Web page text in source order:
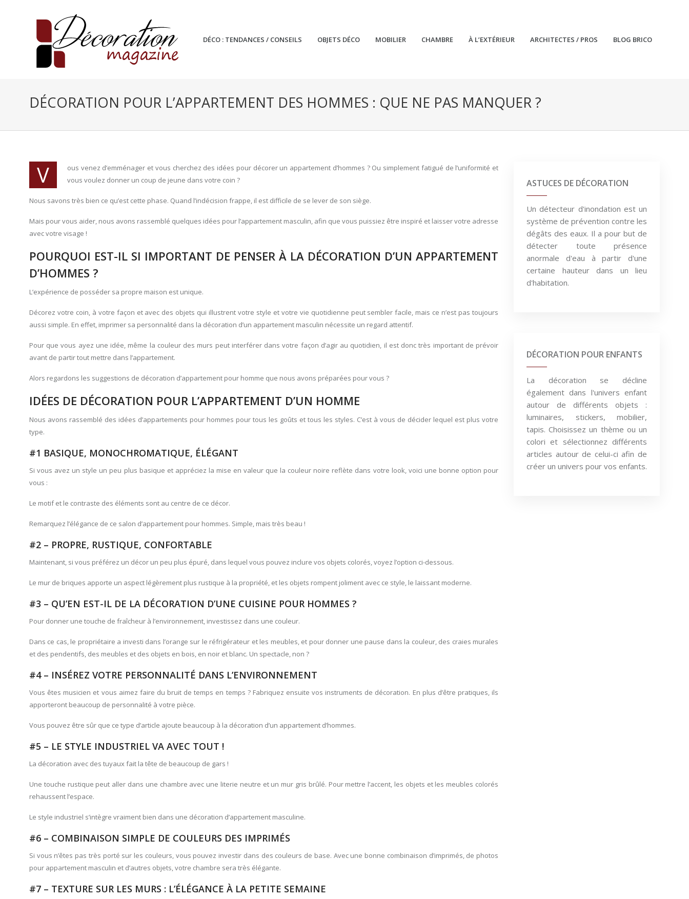
DÉCO : TENDANCES / CONSEILS OBJETS DÉCO MOBILIER CHAMBRE À L’EXTÉRIEUR ARCHITECTES / PROS BLOG BRICO
DÉCORATION POUR L’APPARTEMENT DES HOMMES : QUE NE PAS MANQUER ?
V
ous venez d’emménager et vous cherchez des idées pour décorer un appartement d’hommes ? Ou simplement fatigué de l’uniformité et
vous voulez donner un coup de jeune dans votre coin ?
Nous savons très bien ce qu’est cette phase. Quand l’indécision frappe, il est difficile de se lever de son siège.
Mais pour vous aider, nous avons rassemblé quelques idées pour l’appartement masculin, afin que vous puissiez être inspiré et laisser votre adresse
avec votre visage !
POURQUOI EST-IL SI IMPORTANT DE PENSER À LA DÉCORATION D’UN APPARTEMENT
D’HOMMES ?
L’expérience de posséder sa propre maison est unique.
Décorez votre coin, à votre façon et avec des objets qui illustrent votre style et votre vie quotidienne peut sembler facile, mais ce n’est pas toujours
aussi simple. En effet, imprimer sa personnalité dans la décoration d’un appartement masculin nécessite un regard attentif.
Pour que vous ayez une idée, même la couleur des murs peut interférer dans votre façon d’agir au quotidien, il est donc très important de prévoir
avant de partir tout mettre dans l’appartement.
Alors regardons les suggestions de décoration d’appartement pour homme que nous avons préparées pour vous ?
IDÉES DE DÉCORATION POUR L’APPARTEMENT D’UN HOMME
Nous avons rassemblé des idées d’appartements pour hommes pour tous les goûts et tous les styles. C’est à vous de décider lequel est plus votre
type.
#1 BASIQUE, MONOCHROMATIQUE, ÉLÉGANT
Si vous avez un style un peu plus basique et appréciez la mise en valeur que la couleur noire reflète dans votre look, voici une bonne option pour
vous :
Le motif et le contraste des éléments sont au centre de ce décor.
Remarquez l’élégance de ce salon d’appartement pour hommes. Simple, mais très beau !
#2 – PROPRE, RUSTIQUE, CONFORTABLE
Maintenant, si vous préférez un décor un peu plus épuré, dans lequel vous pouvez inclure vos objets colorés, voyez l’option ci-dessous.
Le mur de briques apporte un aspect légèrement plus rustique à la propriété, et les objets rompent joliment avec ce style, le laissant moderne.
#3 – QU’EN EST-IL DE LA DÉCORATION D’UNE CUISINE POUR HOMMES ?
Pour donner une touche de fraîcheur à l’environnement, investissez dans une couleur.
Dans ce cas, le propriétaire a investi dans l’orange sur le réfrigérateur et les meubles, et pour donner une pause dans la couleur, des craies murales
et des pendentifs, des meubles et des objets en bois, en noir et blanc. Un spectacle, non ?
#4 – INSÉREZ VOTRE PERSONNALITÉ DANS L’ENVIRONNEMENT
Vous êtes musicien et vous aimez faire du bruit de temps en temps ? Fabriquez ensuite vos instruments de décoration. En plus d’être pratiques, ils
apporteront beaucoup de personnalité à votre pièce.
Vous pouvez être sûr que ce type d’article ajoute beaucoup à la décoration d’un appartement d’hommes.
#5 – LE STYLE INDUSTRIEL VA AVEC TOUT !
La décoration avec des tuyaux fait la tête de beaucoup de gars !
Une touche rustique peut aller dans une chambre avec une literie neutre et un mur gris brûlé. Pour mettre l’accent, les objets et les meubles colorés
rehaussent l’espace.
Le style industriel s’intègre vraiment bien dans une décoration d’appartement masculine.
#6 – COMBINAISON SIMPLE DE COULEURS DES IMPRIMÉS
Si vous n’êtes pas très porté sur les couleurs, vous pouvez investir dans des couleurs de base. Avec une bonne combinaison d’imprimés, de photos
pour appartement masculin et d’autres objets, votre chambre sera très élégante.
#7 – TEXTURE SUR LES MURS : L’ÉLÉGANCE À LA PETITE SEMAINE
ASTUCES DE DÉCORATION
Un détecteur d'inondation est un
système de prévention contre les
dégâts des eaux. Il a pour but de
détecter toute présence
anormale d'eau à partir d'une
certaine hauteur dans un lieu
d'habitation.
DÉCORATION POUR ENFANTS
La décoration se décline
également dans l'univers enfant
autour de différents objets :
luminaires, stickers, mobilier,
tapis. Choisissez un thème ou un
colori et sélectionnez différents
articles autour de celui-ci afin de
créer un univers pour vos enfants.